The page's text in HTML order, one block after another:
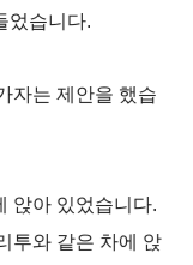
었습니다.
자는 제안을 했습
앉아 있었습니다.
투와 같은 차에 앉